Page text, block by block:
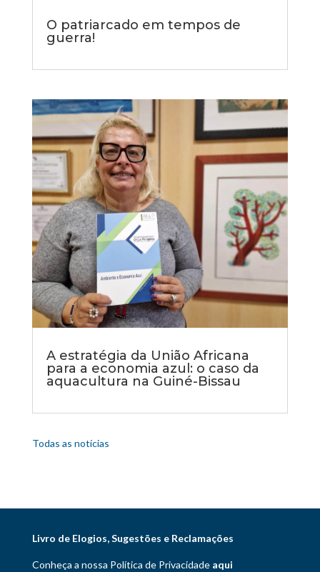
O patriarcado em tempos de
guerra!
A estratégia da União Africana
para a economia azul: o caso da
aquacultura na Guiné-Bissau
Todas as notícias
Livro de Elogios, Sugestões e Reclamações
Conheça a nossa Política de Privacidade aqui